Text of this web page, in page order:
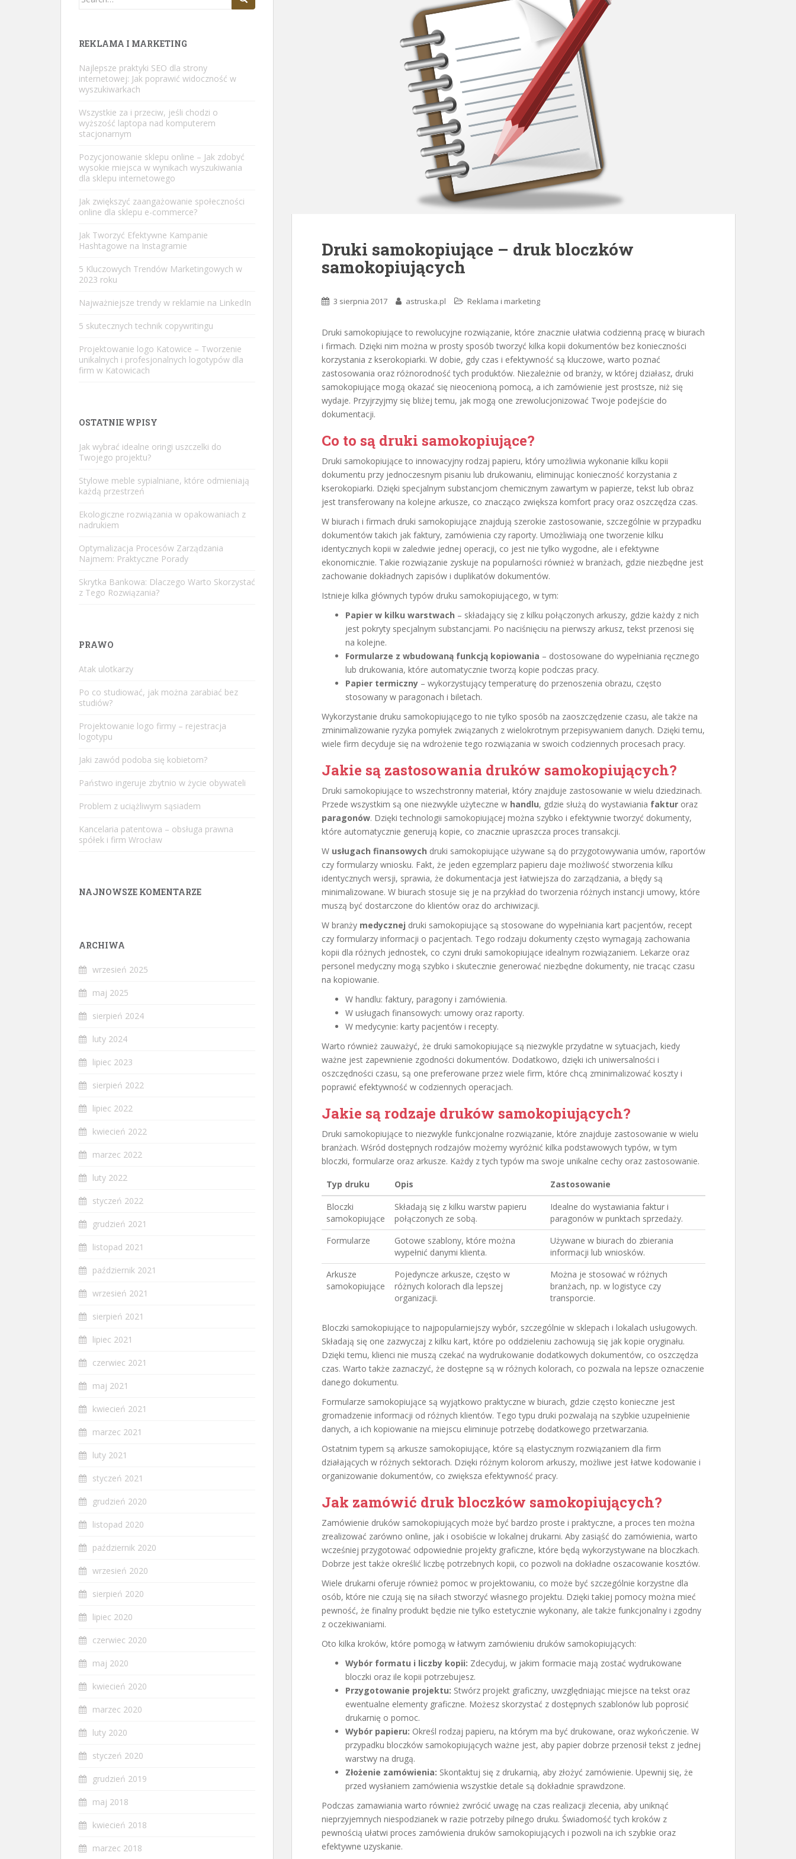
Druki samokopiujące – druk bloczków
samokopiujących
3 sierpnia 2017 astruska.pl Reklama i marketing
Druki samokopiujące to rewolucyjne rozwiązanie, które znacznie ułatwia codzienną pracę w biurach
i firmach. Dzięki nim można w prosty sposób tworzyć kilka kopii dokumentów bez konieczności
korzystania z kserokopiarki. W dobie, gdy czas i efektywność są kluczowe, warto poznać
zastosowania oraz różnorodność tych produktów. Niezależnie od branży, w której działasz, druki
samokopiujące mogą okazać się nieocenioną pomocą, a ich zamówienie jest prostsze, niż się
wydaje. Przyjrzyjmy się bliżej temu, jak mogą one zrewolucjonizować Twoje podejście do
dokumentacji.
Co to są druki samokopiujące?
Druki samokopiujące to innowacyjny rodzaj papieru, który umożliwia wykonanie kilku kopii
dokumentu przy jednoczesnym pisaniu lub drukowaniu, eliminując konieczność korzystania z
kserokopiarki. Dzięki specjalnym substancjom chemicznym zawartym w papierze, tekst lub obraz
jest transferowany na kolejne arkusze, co znacząco zwiększa komfort pracy oraz oszczędza czas.
W biurach i firmach druki samokopiujące znajdują szerokie zastosowanie, szczególnie w przypadku
dokumentów takich jak faktury, zamówienia czy raporty. Umożliwiają one tworzenie kilku
identycznych kopii w zaledwie jednej operacji, co jest nie tylko wygodne, ale i efektywne
ekonomicznie. Takie rozwiązanie zyskuje na popularności również w branżach, gdzie niezbędne jest
zachowanie dokładnych zapisów i duplikatów dokumentów.
Istnieje kilka głównych typów druku samokopiującego, w tym:
Papier w kilku warstwach – składający się z kilku połączonych arkuszy, gdzie każdy z nich
jest pokryty specjalnym substancjami. Po naciśnięciu na pierwszy arkusz, tekst przenosi się
na kolejne.
Formularze z wbudowaną funkcją kopiowania – dostosowane do wypełniania ręcznego
lub drukowania, które automatycznie tworzą kopie podczas pracy.
Papier termiczny – wykorzystujący temperaturę do przenoszenia obrazu, często
stosowany w paragonach i biletach.
Wykorzystanie druku samokopiującego to nie tylko sposób na zaoszczędzenie czasu, ale także na
zminimalizowanie ryzyka pomyłek związanych z wielokrotnym przepisywaniem danych. Dzięki temu,
wiele firm decyduje się na wdrożenie tego rozwiązania w swoich codziennych procesach pracy.
Jakie są zastosowania druków samokopiujących?
Druki samokopiujące to wszechstronny materiał, który znajduje zastosowanie w wielu dziedzinach.
Przede wszystkim są one niezwykle użyteczne w handlu, gdzie służą do wystawiania faktur oraz
paragonów. Dzięki technologii samokopiującej można szybko i efektywnie tworzyć dokumenty,
które automatycznie generują kopie, co znacznie upraszcza proces transakcji.
W usługach finansowych druki samokopiujące używane są do przygotowywania umów, raportów
czy formularzy wniosku. Fakt, że jeden egzemplarz papieru daje możliwość stworzenia kilku
identycznych wersji, sprawia, że dokumentacja jest łatwiejsza do zarządzania, a błędy są
minimalizowane. W biurach stosuje się je na przykład do tworzenia różnych instancji umowy, które
muszą być dostarczone do klientów oraz do archiwizacji.
W branży medycznej druki samokopiujące są stosowane do wypełniania kart pacjentów, recept
czy formularzy informacji o pacjentach. Tego rodzaju dokumenty często wymagają zachowania
kopii dla różnych jednostek, co czyni druki samokopiujące idealnym rozwiązaniem. Lekarze oraz
personel medyczny mogą szybko i skutecznie generować niezbędne dokumenty, nie tracąc czasu
na kopiowanie.
W handlu: faktury, paragony i zamówienia.
W usługach finansowych: umowy oraz raporty.
W medycynie: karty pacjentów i recepty.
Warto również zauważyć, że druki samokopiujące są niezwykle przydatne w sytuacjach, kiedy
ważne jest zapewnienie zgodności dokumentów. Dodatkowo, dzięki ich uniwersalności i
oszczędności czasu, są one preferowane przez wiele firm, które chcą zminimalizować koszty i
poprawić efektywność w codziennych operacjach.
Jakie są rodzaje druków samokopiujących?
Druki samokopiujące to niezwykle funkcjonalne rozwiązanie, które znajduje zastosowanie w wielu
branżach. Wśród dostępnych rodzajów możemy wyróżnić kilka podstawowych typów, w tym
bloczki, formularze oraz arkusze. Każdy z tych typów ma swoje unikalne cechy oraz zastosowanie.
Typ druku Opis
Zastosowanie
Bloczki
samokopiujące
Składają się z kilku warstw papieru
połączonych ze sobą.
Idealne do wystawiania faktur i
paragonów w punktach sprzedaży.
Formularze
Gotowe szablony, które można
wypełnić danymi klienta.
Używane w biurach do zbierania
informacji lub wniosków.
Arkusze
samokopiujące
Pojedyncze arkusze, często w
różnych kolorach dla lepszej
organizacji.
Można je stosować w różnych
branżach, np. w logistyce czy
transporcie.
Bloczki samokopiujące to najpopularniejszy wybór, szczególnie w sklepach i lokalach usługowych.
Składają się one zazwyczaj z kilku kart, które po oddzieleniu zachowują się jak kopie oryginału.
Dzięki temu, klienci nie muszą czekać na wydrukowanie dodatkowych dokumentów, co oszczędza
czas. Warto także zaznaczyć, że dostępne są w różnych kolorach, co pozwala na lepsze oznaczenie
danego dokumentu.
Formularze samokopiujące są wyjątkowo praktyczne w biurach, gdzie często konieczne jest
gromadzenie informacji od różnych klientów. Tego typu druki pozwalają na szybkie uzupełnienie
danych, a ich kopiowanie na miejscu eliminuje potrzebę dodatkowego przetwarzania.
Ostatnim typem są arkusze samokopiujące, które są elastycznym rozwiązaniem dla firm
działających w różnych sektorach. Dzięki różnym kolorom arkuszy, możliwe jest łatwe kodowanie i
organizowanie dokumentów, co zwiększa efektywność pracy.
Jak zamówić druk bloczków samokopiujących?
Zamówienie druków samokopiujących może być bardzo proste i praktyczne, a proces ten można
zrealizować zarówno online, jak i osobiście w lokalnej drukarni. Aby zasiąść do zamówienia, warto
wcześniej przygotować odpowiednie projekty graficzne, które będą wykorzystywane na bloczkach.
Dobrze jest także określić liczbę potrzebnych kopii, co pozwoli na dokładne oszacowanie kosztów.
Wiele drukarni oferuje również pomoc w projektowaniu, co może być szczególnie korzystne dla
osób, które nie czują się na siłach stworzyć własnego projektu. Dzięki takiej pomocy można mieć
pewność, że finalny produkt będzie nie tylko estetycznie wykonany, ale także funkcjonalny i zgodny
z oczekiwaniami.
Oto kilka kroków, które pomogą w łatwym zamówieniu druków samokopiujących:
Wybór formatu i liczby kopii: Zdecyduj, w jakim formacie mają zostać wydrukowane
bloczki oraz ile kopii potrzebujesz.
Przygotowanie projektu: Stwórz projekt graficzny, uwzględniając miejsce na tekst oraz
ewentualne elementy graficzne. Możesz skorzystać z dostępnych szablonów lub poprosić
drukarnię o pomoc.
Wybór papieru: Określ rodzaj papieru, na którym ma być drukowane, oraz wykończenie. W
przypadku bloczków samokopiujących ważne jest, aby papier dobrze przenosił tekst z jednej
warstwy na drugą.
Złożenie zamówienia: Skontaktuj się z drukarnią, aby złożyć zamówienie. Upewnij się, że
przed wysłaniem zamówienia wszystkie detale są dokładnie sprawdzone.
Podczas zamawiania warto również zwrócić uwagę na czas realizacji zlecenia, aby uniknąć
nieprzyjemnych niespodzianek w razie potrzeby pilnego druku. Świadomość tych kroków z
pewnością ułatwi proces zamówienia druków samokopiujących i pozwoli na ich szybkie oraz
efektywne uzyskanie.
REKLAMA I MARKETING
Najlepsze praktyki SEO dla strony
internetowej: Jak poprawić widoczność w
wyszukiwarkach
Wszystkie za i przeciw, jeśli chodzi o
wyższość laptopa nad komputerem
stacjonarnym
Pozycjonowanie sklepu online – Jak zdobyć
wysokie miejsca w wynikach wyszukiwania
dla sklepu internetowego
Jak zwiększyć zaangażowanie społeczności
online dla sklepu e-commerce?
Jak Tworzyć Efektywne Kampanie
Hashtagowe na Instagramie
5 Kluczowych Trendów Marketingowych w
2023 roku
Najważniejsze trendy w reklamie na LinkedIn
5 skutecznych technik copywritingu
Projektowanie logo Katowice – Tworzenie
unikalnych i profesjonalnych logotypów dla
firm w Katowicach
OSTATNIE WPISY
Jak wybrać idealne oringi uszczelki do
Twojego projektu?
Stylowe meble sypialniane, które odmieniają
każdą przestrzeń
Ekologiczne rozwiązania w opakowaniach z
nadrukiem
Optymalizacja Procesów Zarządzania
Najmem: Praktyczne Porady
Skrytka Bankowa: Dlaczego Warto Skorzystać
z Tego Rozwiązania?
PRAWO
Atak ulotkarzy
Po co studiować, jak można zarabiać bez
studiów?
Projektowanie logo firmy – rejestracja
logotypu
Jaki zawód podoba się kobietom?
Państwo ingeruje zbytnio w życie obywateli
Problem z uciążliwym sąsiadem
Kancelaria patentowa – obsługa prawna
spółek i firm Wrocław
NAJNOWSZE KOMENTARZE
ARCHIWA
wrzesień 2025
maj 2025
sierpień 2024
luty 2024
lipiec 2023
sierpień 2022
lipiec 2022
kwiecień 2022
marzec 2022
luty 2022
styczeń 2022
grudzień 2021
listopad 2021
październik 2021
wrzesień 2021
sierpień 2021
lipiec 2021
czerwiec 2021
maj 2021
kwiecień 2021
marzec 2021
luty 2021
styczeń 2021
grudzień 2020
listopad 2020
październik 2020
wrzesień 2020
sierpień 2020
lipiec 2020
czerwiec 2020
maj 2020
kwiecień 2020
marzec 2020
luty 2020
styczeń 2020
grudzień 2019
maj 2018
kwiecień 2018
marzec 2018